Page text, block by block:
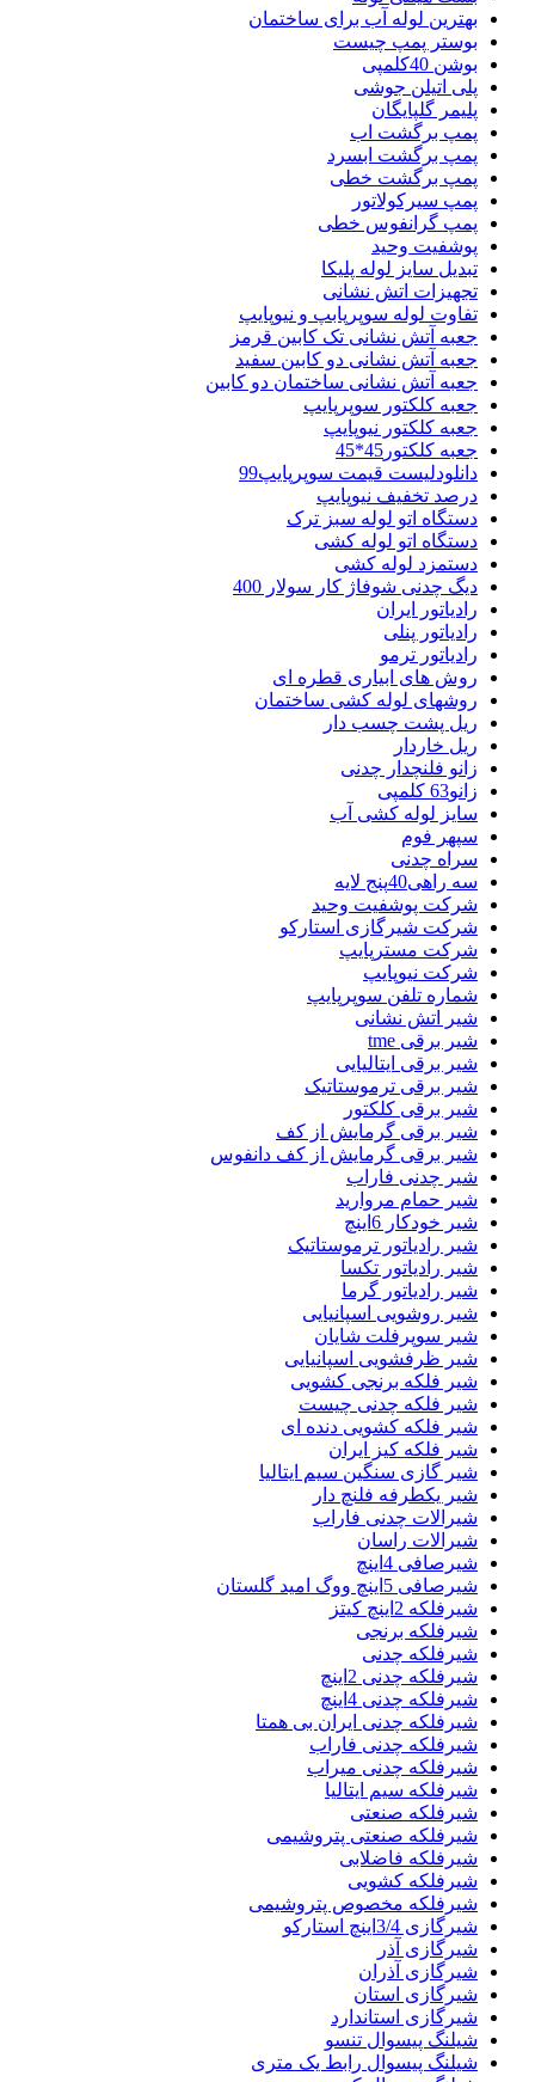
بهترین لوله آب برای ساختمان
بوستر پمپ چیست
بوشن 40کلمپی
پلی اتیلن جوشی
پلیمر گلپایگان
پمپ برگشت اب
پمپ برگشت ابسرد
پمپ برگشت خطی
پمپ سیرکولاتور
پمپ گرانفوس خطی
پوشفیت وحید
تبدیل سایز لوله پلیکا
تجهیزات اتش نشانی
تفاوت لوله سوپرپابپ و نیوپایپ
جعبه آتش نشانی تک کابین قرمز
جعبه آتش نشانی دو کابین سفید
جعبه آتش نشانی ساختمان دو کابین
جعبه کلکتور سوپرپایپ
جعبه کلکتور نیوپایپ
جعبه کلکتور45*45
دانلودلیست قیمت سوپرپایپ99
درصد تخفیف نیوپایپ
دستگاه اتو لوله سبز ترک
دستگاه اتو لوله کشی
دستمزد لوله کشی
دیگ چدنی شوفاژ کار سولار 400
رادیاتور ایران
رادیاتور پنلی
رادیاتور ترمو
روش های ابیاری قطره ای
روشهای لوله کشی ساختمان
ریل پشت چسب دار
ریل خاردار
زانو فلنچدار چدنی
زانو63 کلمپی
سایز لوله کشی آب
سپهر فوم
سراه چدنی
سه راهی40پنج لایه
شرکت پوشفیت وحید
شرکت شیرگازی استارکو
شرکت مسترپایپ
شرکت نیوپایپ
شماره تلفن سوپرپایپ
شیر اتش نشانی
شیر برقی tme
شیر برقی ایتالیایی
شیر برقی ترموستاتیک
شیر برقی کلکتور
شیر برقی گرمایش از کف
شیر برقی گرمایش از کف دانفوس
شیر چدنی فاراب
شیر حمام مروارید
شیر خودکار 6اینچ
شیر رادیاتور ترموستاتیک
شیر رادیاتور تکسا
شیر رادیاتور گرما
شیر روشویی اسپانیایی
شیر سوپرفلت شایان
شیر ظرفشویی اسپانیایی
شیر فلکه برنجی کشویی
شیر فلکه چدنی چیست
شیر فلکه کشویی دنده ای
شیر فلکه کیز ایران
شیر گازی سنگین سیم ایتالیا
شیر یکطرفه فلنچ دار
شیرالات چدنی فاراب
شیرالات راسان
شیرصافی 4اینچ
شیرصافی 5اینچ ووگ امید گلستان
شیرفلکه 2اینچ کیتز
شیرفلکه برنجی
شیرفلکه چدنی
شیرفلکه چدنی 2اینچ
شیرفلکه چدنی 4اینچ
شیرفلکه چدنی ایران بی همتا
شیرفلکه چدنی فاراب
شیرفلکه چدنی میراب
شیرفلکه سیم ایتالیا
شیرفلکه صنعتی
شیرفلکه صنعتی پتروشیمی
شیرفلکه فاضلابی
شیرفلکه کشویی
شیرفلکه مخصوص پتروشیمی
شیرگازی 3/4اینچ استارکو
شیرگازی آذر
شیرگازی آذران
شیرگازی استان
شیرگازی استاندارد
شیلنگ پیسوال تنسو
شیلنگ پیسوال رابط یک متری